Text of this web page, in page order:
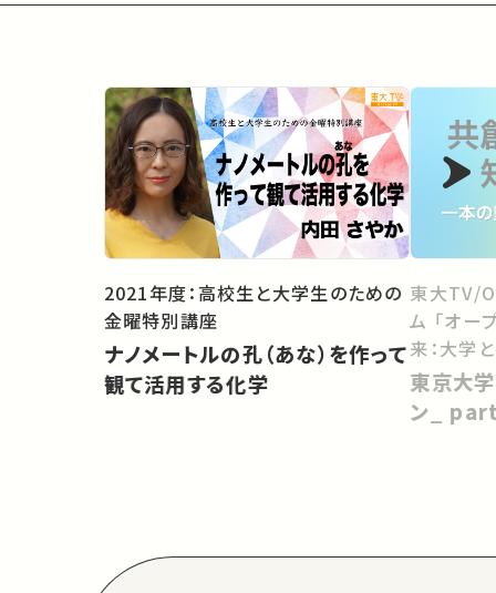
2021年度：高校生と大学生のための
金曜特別講座
ナノメートルの孔（あな）を作って
観て活用する化学
東大TV/
ム 「オー
来：大学
向けて」
東京大
ン_